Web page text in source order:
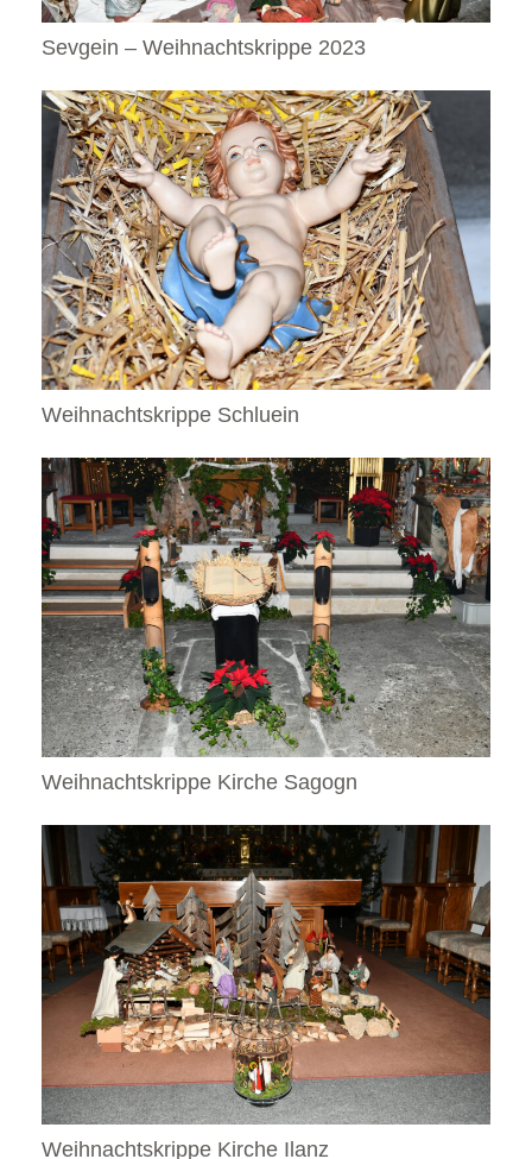
Sevgein – Weihnachtskrippe 2023
Weihnachtskrippe Schluein
Weihnachtskrippe Kirche Sagogn
Weihnachtskrippe Kirche Ilanz